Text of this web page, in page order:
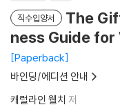
직수입양서
The
ness Guide for
Paperback
바인딩/에디션 안내
캐럴라인 웰치 저